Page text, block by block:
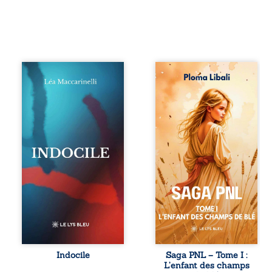
Quatre parties.
Quatre refus.
Quatre visages
d’une existence en
friction. Entre les
silences qu’on ne
déchiffre pas, les
amours qu’on
dérange, les corps
qu’on administre
et les liens qu’on
sabote, cet
ouvrage parle à
vivent trop fort,
trop vrai, trop tôt.
traversée. Une
langue nue. Une
Indocile
Autrefois, les
champs d’Atlantis
vibraient sous le
vent et les enfants
couraient dans les
blés. Puis la
couronne plia le
genou, livrant son
peuple à l’ombre
d’Ivorny. À Atove,
Luwel aurait pu
disparaître dans
les ruines de son
destin ; pourtant,
sous les pierres
d’un temple
oublié, des
rebelles lui
tendirent la main.
Saga PNL – Tome I :
L’enfant des champs